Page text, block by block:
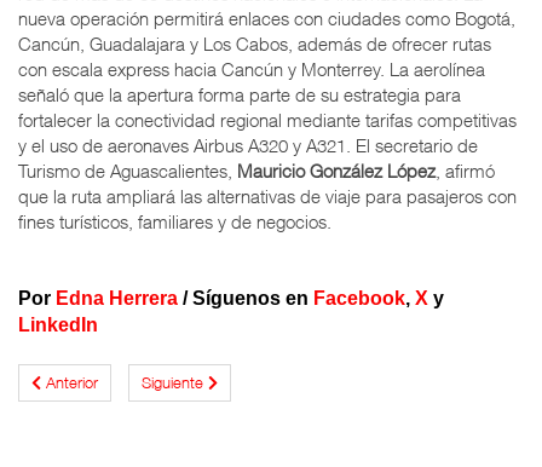
nueva operación permitirá enlaces con ciudades como Bogotá,
Cancún, Guadalajara y Los Cabos, además de ofrecer rutas
con escala express hacia Cancún y Monterrey. La aerolínea
señaló que la apertura forma parte de su estrategia para
fortalecer la conectividad regional mediante tarifas competitivas
y el uso de aeronaves Airbus A320 y A321. El secretario de
Turismo de Aguascalientes, Mauricio González López, afirmó
que la ruta ampliará las alternativas de viaje para pasajeros con
fines turísticos, familiares y de negocios.
Por Edna Herrera /Síguenos en Facebook, X y
LinkedIn
Anterior Siguiente